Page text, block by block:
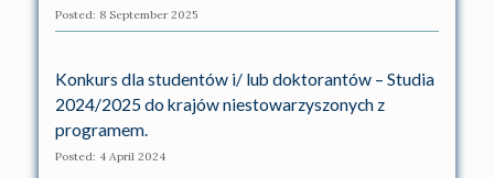
Posted: 8 September 2025
Konkurs dla studentów i/ lub doktorantów – Studia
2024/2025 do krajów niestowarzyszonych z
programem.
Posted: 4 April 2024